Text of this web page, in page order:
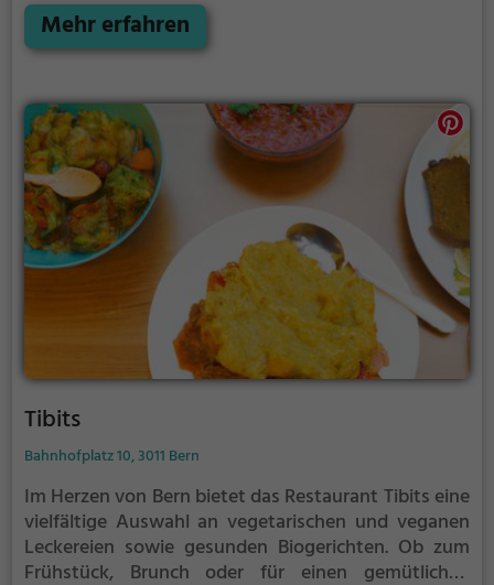
Speisen und Getränken genießen. Egal ob man sich
für ein ausgedehntes Frühstück oder einen
Gaumen verwöhnt. Toi et moi bietet für jeden
Geschmack das passende Angebot – ein Ort, um
sich kulinarisch zu verwöhnen und gemütlich
zusammen zu sein.
Mehr erfahren
Tibits
Bahnhofplatz 10, 3011 Bern
Im Herzen von Bern bietet das Restaurant Tibits eine
vielfältige Auswahl an vegetarischen und veganen
Leckereien sowie gesunden Biogerichten. Ob zum
Frühstück, Brunch oder für einen gemütlichen